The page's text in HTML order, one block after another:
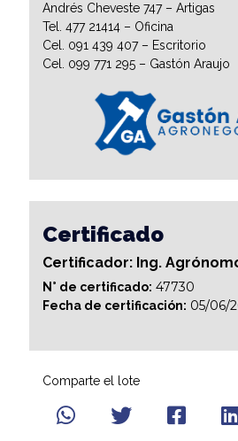
Andrés Cheveste 747 – Artigas
Tel. 477 21414 – Oficina
Cel. 091 439 407 – Escritorio
Cel. 099 771 295 – Gastón Araujo
Certificado
Certificador: Ing.
N° de certificado: 47730
Fecha de certificación: 05/06/
Comparte el lote